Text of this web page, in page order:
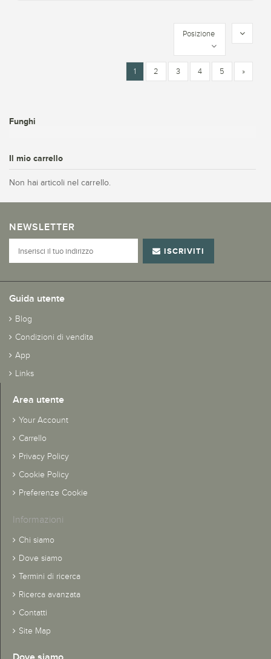
Posizione
1 2 3 4 5 »
Funghi
Il mio carrello
Non hai articoli nel carrello.
NEWSLETTER
ISCRIVITI
Guida utente
Blog
Condizioni di vendita
App
Links
Area utente
Your Account
Carrello
Privacy Policy
Cookie Policy
Preferenze Cookie
Informazioni
Chi siamo
Dove siamo
Termini di ricerca
Ricerca avanzata
Contatti
Site Map